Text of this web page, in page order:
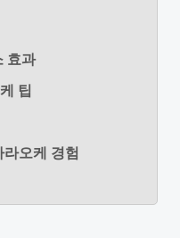
효과
팁
오케 경험